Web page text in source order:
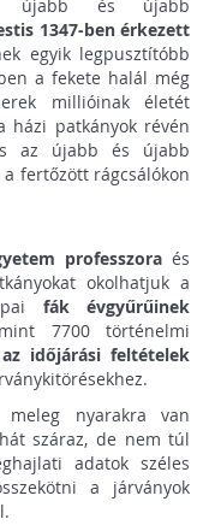
újabb és újabb
1347-ben érkezett
egyik legpusztítóbb
a fekete halál még
millióinak életét
házi patkányok révén
az újabb és újabb
fertőzött rágcsálókon
professzora és
okolhatjuk a
fák évgyűrűinek
7700 történelmi
az időjárási feltételek
meleg nyarakra van
száraz, de nem túl
adatok széles
a járványok